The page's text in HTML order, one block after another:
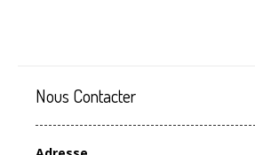
Nous Contacter